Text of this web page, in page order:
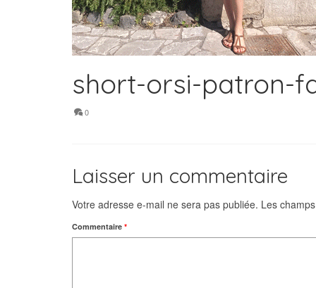
short-orsi-patron-
0
Laisser un commentaire
Votre adresse e-mail ne sera pas publiée. Les
Commentaire *